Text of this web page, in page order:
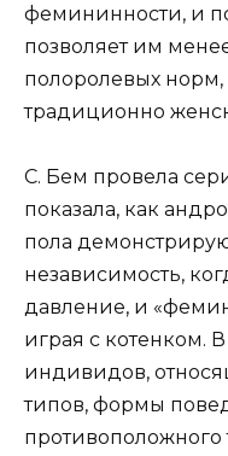
фемининности, и
позволяет им
полоролевых норм,
традиционно
С. Бем провела
показала, как
пола
независимость,
давление, и
играя с котенком.
индивидов,
типов, формы